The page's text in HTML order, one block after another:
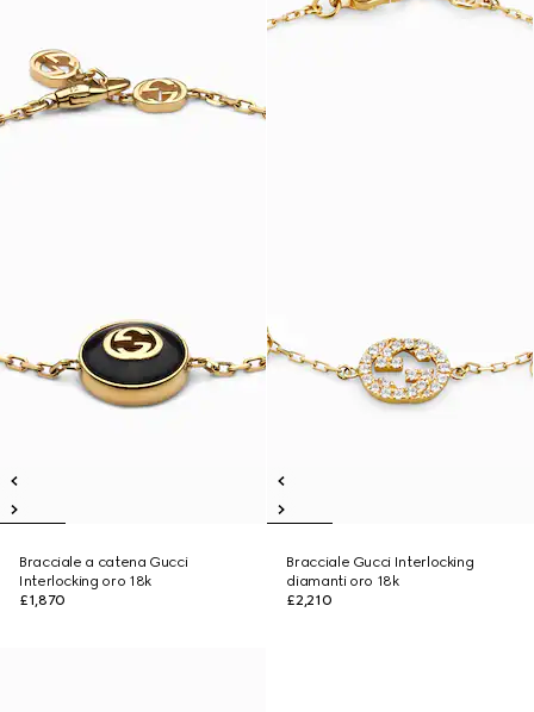
Bracciale a catena Gucci
Interlocking oro 18k
£1,870
Bracciale Gucci Interlocking
diamanti oro 18k
£2,210